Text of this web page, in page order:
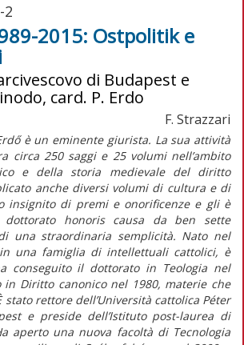
2
2015: Ostpolitik e
di Budapest e
card. P. Erdo
F. Strazzari
è un eminente giurista. La sua attività
circa 250 saggi e 25 volumi nell’ambito
e della storia medievale del diritto
anche diversi volumi di cultura e di
insignito di premi e onorificenze e gli è
honoris causa da ben sette
una straordinaria semplicità. Nato nel
una famiglia di intellettuali cattolici, è
conseguito il dottorato in Teologia nel
in Diritto canonico nel 1980, materie che
stato rettore dell’Università cattolica Péter
e preside dell’Istituto post-laurea di
aperto una nuova facoltà di Tecnologia